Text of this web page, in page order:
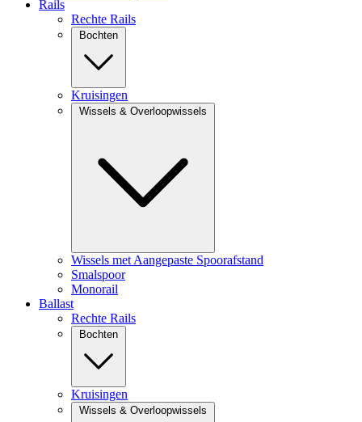
Rails
Rechte Rails
Bochten
Kruisingen
Wissels & Overloopwissels
Wissels met Aangepaste Spoorafstand
Smalspoor
Monorail
Ballast
Rechte Rails
Bochten
Kruisingen
Wissels & Overloopwissels